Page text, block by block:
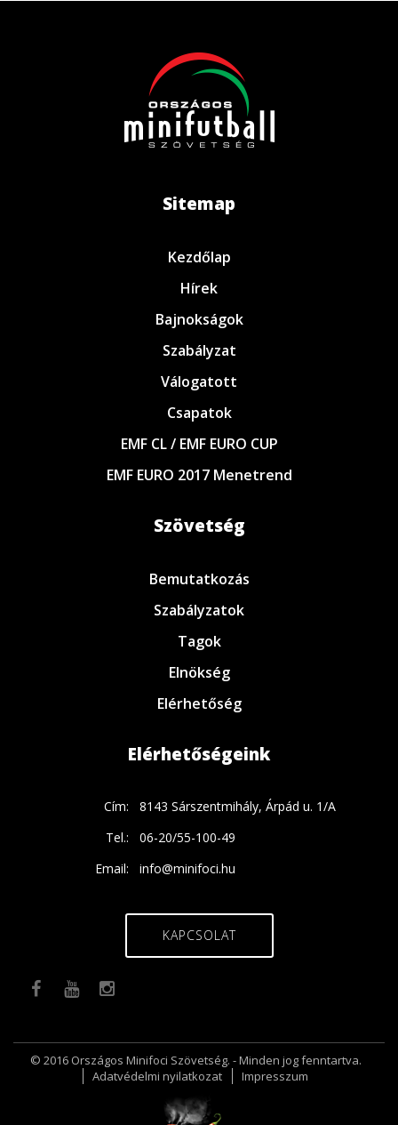
Sitemap
Kezdőlap
Hírek
Bajnokságok
Szabályzat
Válogatott
Csapatok
EMF CL / EMF EURO CUP
EMF EURO 2017 Menetrend
Szövetség
Bemutatkozás
Szabályzatok
Tagok
Elnökség
Elérhetőség
Elérhetőségeink
Cím:
8143 Sárszentmihály, Árpád u. 1/A
Tel.:
06-20/55-100-49
Email:
info@minifoci.hu
KAPCSOLAT
© 2016 Országos Minifoci Szövetség. - Minden jog fenntartva.
Adatvédelmi nyilatkozat
Impresszum